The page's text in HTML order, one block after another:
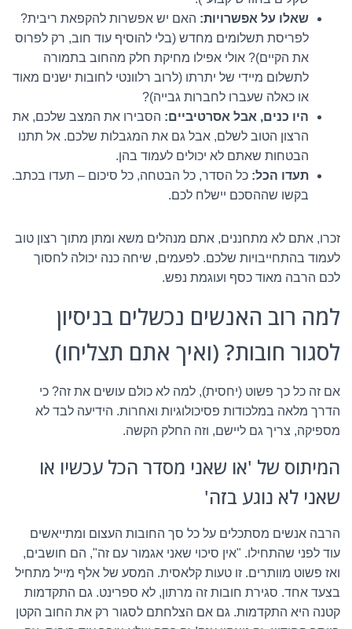
שאלו על אפשרויות: האם יש אפשרות להקפאת ריבית?
לפריסת תשלומים מחדש (בלי להוסיף עוד חוב, רק לפרוס
את הקיים)? אולי אפילו מחיקת חלק מהחוב בתמורה
לתשלום מיידי של יתרתו (לרוב רלוונטי לחובות ישנים מאוד
או כאלה שעברו לחברות גבייה)?
היו כנים, אבל אסרטיביים: הסבירו את המצב שלכם, את
הרצון הטוב לשלם, אבל גם את המגבלות שלכם. אל תתנו
הבטחות שאתם לא יכולים לעמוד בהן.
תעדו הכל: כל הסדר, כל הבטחה, כל סיכום – תעדו בכתב.
בקשו שההסכם יישלח לכם.
זכרו, אתם לא מתחננים, אתם מנהלים משא ומתן מתוך רצון טוב
לעמוד בהתחייבויות שלכם. לפעמים, שיחה כנה יכולה לחסוך
לכם הרבה מאוד כסף ועוגמת נפש.
למה רוב האנשים נכשלים בניסיון
לסגור חובות? (ואיך אתם תצליחו)
אם זה כל כך פשוט (יחסית), למה לא כולם עושים את זה? כי
הדרך מלאה במלכודות פסיכולוגיות ואחרות. הידיעה לבד לא
מספיקה, צריך גם ליישם, וזה החלק הקשה.
המיתוס של 'או שאני מסדר הכל עכשיו או
שאני לא נוגע בזה'
הרבה אנשים מסתכלים על כל סך החובות העצום ומתייאשים
עוד לפני שהתחילו. "אין סיכוי שאני אגמור עם זה", הם חושבים,
ואז פשוט מוותרים. זו טעות קלאסית. המסע של אלף מייל מתחיל
בצעד אחד. סגירת חובות זה מרתון, לא ספרינט. גם התקדמות
קטנה היא התקדמות. גם אם הצלחתם לסגור רק את החוב הקטן